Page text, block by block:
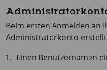
Beim ersten Anmelden an
Administratorkonto
Einen Benutzernamen